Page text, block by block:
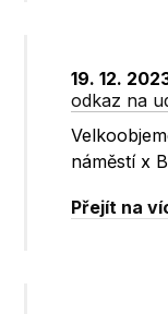
19. 12.
odkaz na
náměstí x
Přejít na